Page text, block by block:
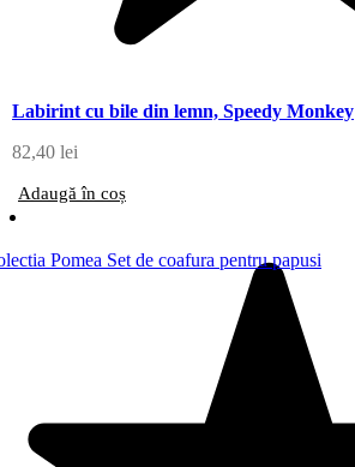
Labirint cu bile din lemn, Speedy Monkey
82,40 lei
Adaugă în coș